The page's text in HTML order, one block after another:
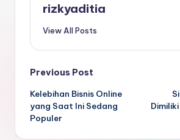
rizkyaditia
View All Posts
Post
navigation
Previous Post
Kelebihan Bisnis Online
yang Saat Ini Sedang
Populer